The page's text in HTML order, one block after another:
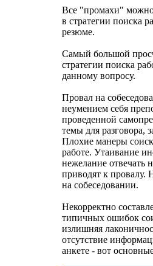
Все "промахи"
в стратегии поиска
резюме.
Самый большой
стратегии поиска
данному вопросу.
Провал на
неумением себя
проведенной
темы для разговора,
Плохие манеры
работе. Утаивание
нежелание отвечать
приводят к провалу.
на собеседовании.
Некорректно
типичных ошибок
излишняя
отсутствие
анкете - вот